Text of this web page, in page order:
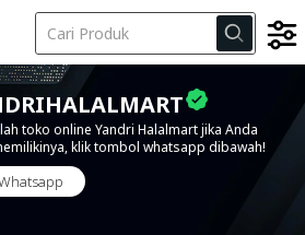
Kode Iklan
toko online Yandri Halalmart jika Anda
klik tombol whatsapp dibawah!